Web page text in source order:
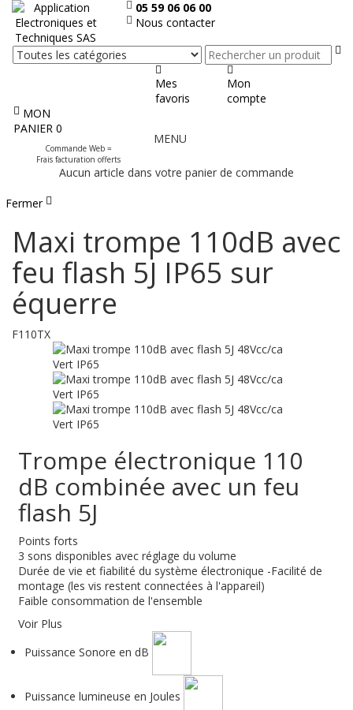
05 59 06 06 00
Nous contacter
Mes
favoris
Mon
compte
MON
PANIER 0
Commande Web =
Frais facturation offerts
le
MENU
Aucun article dans votre panier de commande
Fermer
Maxi trompe 110dB avec
feu flash 5J IP65 sur
équerre
F110TX
Trompe électronique 110
dB combinée avec un feu
flash 5J
Points forts
3 sons disponibles avec réglage du volume
Durée de vie et fiabilité du système électronique -Facilité de
montage (les vis restent connectées à l'appareil)
Faible consommation de l'ensemble
Voir Plus
Puissance Sonore en dB
Puissance lumineuse en Joules